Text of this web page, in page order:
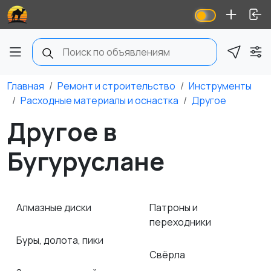
Главная Ремонт и строительство
Инструменты
Расходные материалы и оснастка
Другое
Другое в
Бугуруслане
Алмазные диски
Буры, долота, пики
Патроны и
переходники
Свёрла